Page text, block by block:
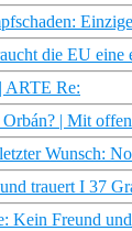
die EU eine
ARTE Re:
| Mit
Wunsch:
trauert I 37
Kein Freund